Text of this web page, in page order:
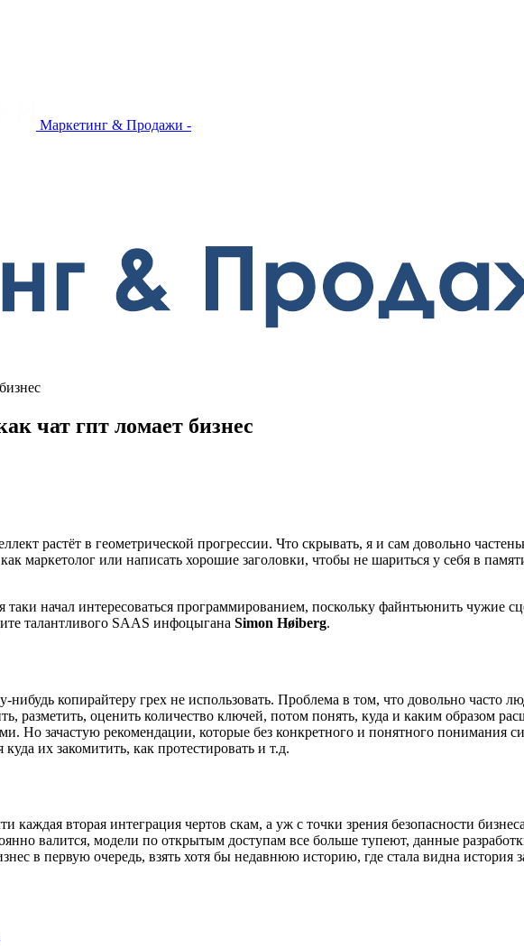
Маркетинг & Продажи -
чат гпт ломает бизнес
растёт в геометрической прогрессии. Что скрывать, я и сам довольно
маркетолог или написать хорошие заголовки, чтобы не шариться у себя в
таки начал интересоваться программированием, поскольку файнтьюнить чужие
талантливого SAAS инфоцыгана Simon Høiberg.
копирайтеру грех не использовать. Проблема в том, что довольно часто
разметить, оценить количество ключей, потом понять, куда и каким образом
Но зачастую рекомендации, которые без конкретного и понятного понимания
их закомитить, как протестировать и т.д.
вторая интеграция чертов скам, а уж с точки зрения безопасности
валится, модели по открытым доступам все больше тупеют, данные
в первую очередь, взять хотя бы недавнюю историю, где стала видна история